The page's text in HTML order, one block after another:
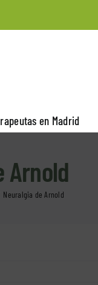
en Madrid
Arnold
Neuralgia de Arnold